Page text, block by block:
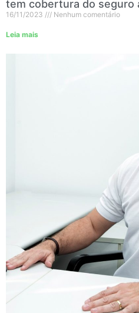
tem cobertura do seguro
16/11/2023 Nenhum comentário
Leia mais